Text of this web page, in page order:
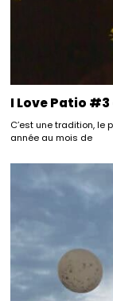
I Love Patio
C’est une tradition,
année au mois de